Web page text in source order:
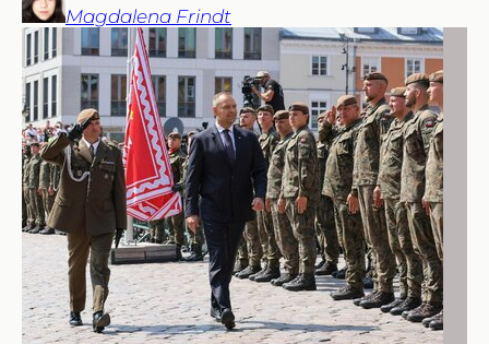
Magdalena Frindt